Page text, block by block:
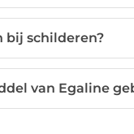
bij schilderen?
van Egaline